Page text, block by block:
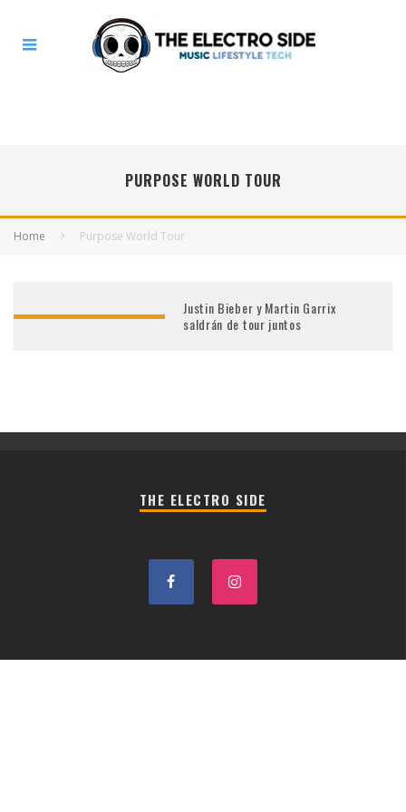
PURPOSE WORLD TOUR
Home Purpose World Tour
Justin Bieber y Martin Garrix
saldrán de tour juntos
THE ELECTRO SIDE